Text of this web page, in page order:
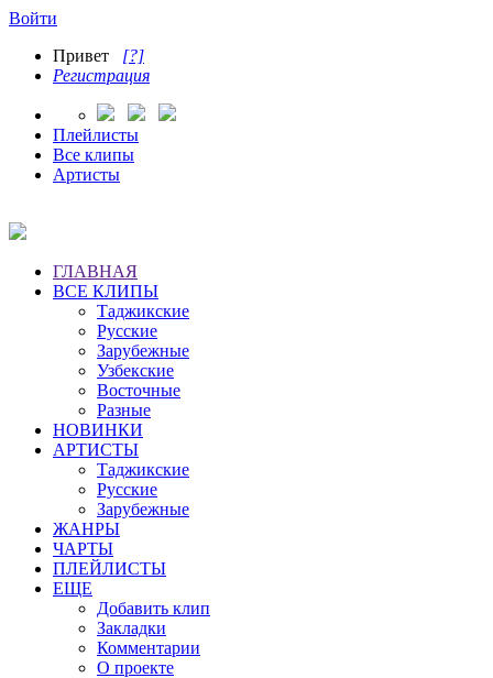
Войти
Привет [?]
Регистрация
Плейлисты
Все клипы
Артисты
ГЛАВНАЯ
ВСЕ КЛИПЫ
Таджикские
Русские
Зарубежные
Узбекские
Восточные
Разные
НОВИНКИ
АРТИСТЫ
Таджикские
Русские
Зарубежные
ЖАНРЫ
ЧАРТЫ
ПЛЕЙЛИСТЫ
ЕЩЕ
Добавить клип
Закладки
Комментарии
О проекте